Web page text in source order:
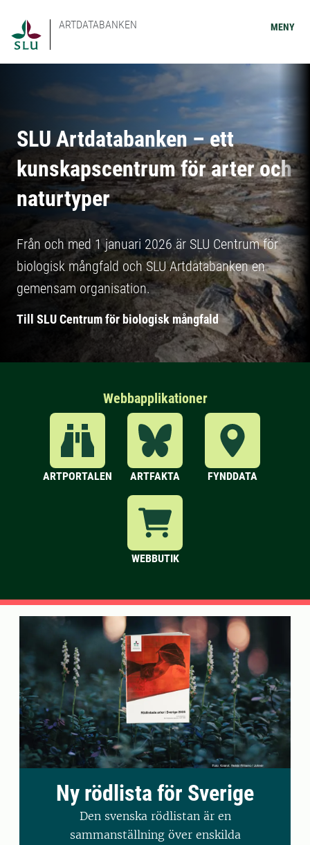
ARTDATABANKEN MENY
SLU Artdatabanken – ett
kunskapscentrum för arter och
naturtyper
Från och med 1 januari 2026 är SLU Centrum för
biologisk mångfald och SLU Artdatabanken en
gemensam organisation.
Till SLU Centrum för biologisk mångfald
Webbapplikationer
ARTPORTALEN ARTFAKTA FYNDDATA
WEBBUTIK
Ny rödlista för Sverige
Den svenska rödlistan är en
sammanställning över enskilda